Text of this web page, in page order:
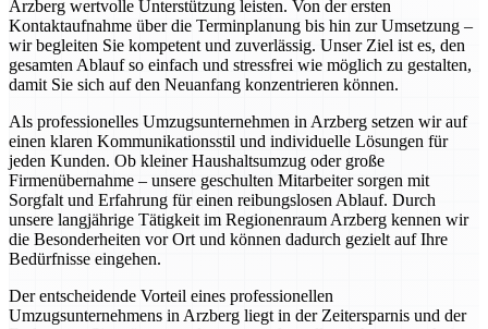
Arzberg wertvolle Unterstützung leisten. Von der ersten
Kontaktaufnahme über die Terminplanung bis hin zur Umsetzung –
wir begleiten Sie kompetent und zuverlässig. Unser Ziel ist es, den
gesamten Ablauf so einfach und stressfrei wie möglich zu gestalten,
damit Sie sich auf den Neuanfang konzentrieren können.
Als professionelles Umzugsunternehmen in Arzberg setzen wir auf
einen klaren Kommunikationsstil und individuelle Lösungen für
jeden Kunden. Ob kleiner Haushaltsumzug oder große
Firmenübernahme – unsere geschulten Mitarbeiter sorgen mit
Sorgfalt und Erfahrung für einen reibungslosen Ablauf. Durch
unsere langjährige Tätigkeit im Regionenraum Arzberg kennen wir
die Besonderheiten vor Ort und können dadurch gezielt auf Ihre
Bedürfnisse eingehen.
Der entscheidende Vorteil eines professionellen
Umzugsunternehmens in Arzberg liegt in der Zeitersparnis und der